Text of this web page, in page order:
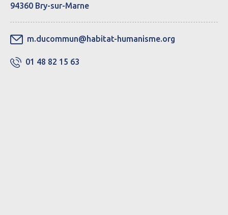
94360 Bry-sur-Marne
m.ducommun@habitat-humanisme.org
01 48 82 15 63